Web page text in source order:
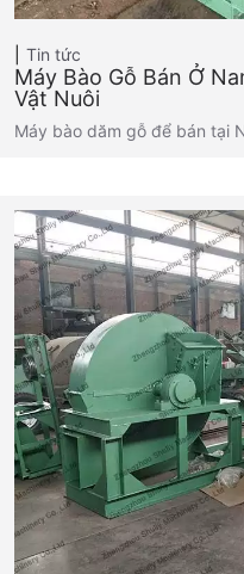
Tin tức
Máy Bào Gỗ Bán Ở
Vật Nuôi
Máy bào dăm gỗ để bán tại